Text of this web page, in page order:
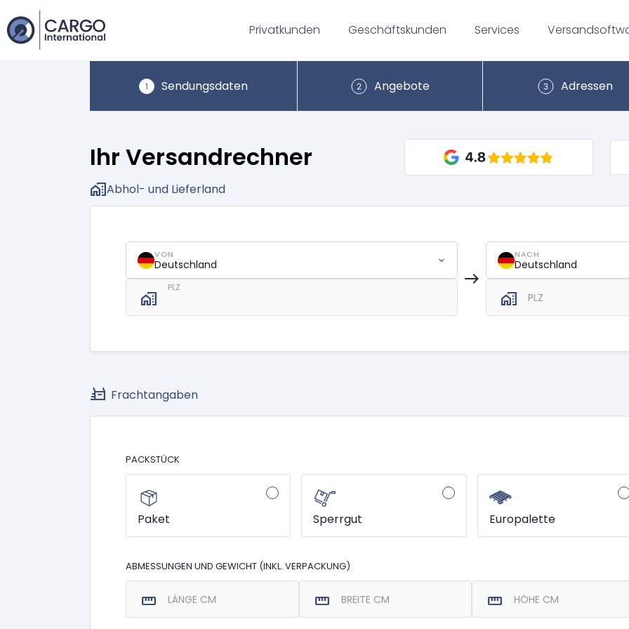
Privatkunden Geschäftskunden Services
Sendungsdaten Angebote Adressen
Ihr Versandrechner
home_workAbhol- und Lieferland
VON
Deutschland
home_work
PLZ east
NACH
Deutschland
home_work PLZ
quick_reorder Frachtangaben
PACKSTÜCK
Paket Sperrgut Europalette
ABMESSUNGEN UND GEWICHT (INKL. VERPACKUNG)
straighten LÄNGE CM straighten BREITE CM straighten HÖHE CM